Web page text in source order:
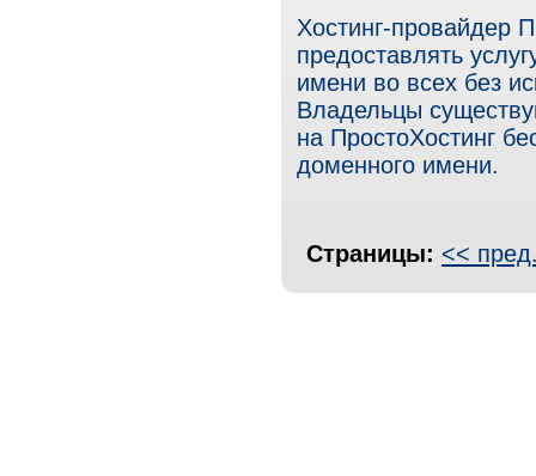
Хостинг-провайдер
предоставлять
имени во всех без
Владельцы
на ПростоХостинг
доменного имени.
Страницы: <<